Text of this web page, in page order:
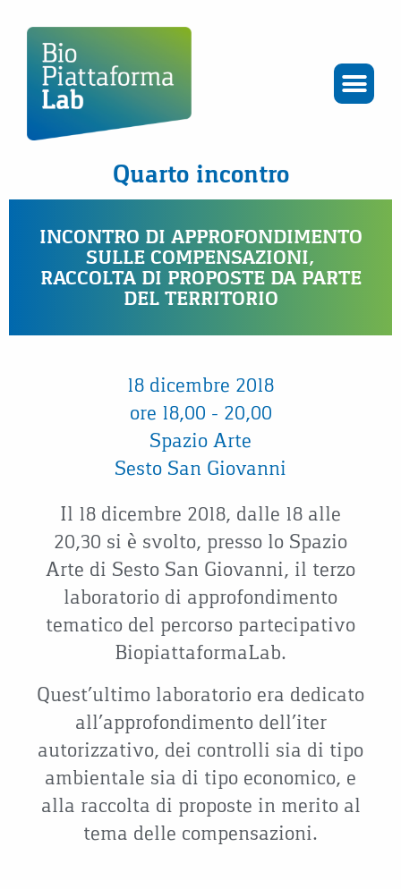
Quarto incontro
INCONTRO DI APPROFONDIMENTO
SULLE COMPENSAZIONI,
RACCOLTA DI PROPOSTE DA PARTE
DEL TERRITORIO
18 dicembre 2018
ore 18,00 – 20,00
Spazio Arte
Sesto San Giovanni
Il 18 dicembre 2018, dalle 18 alle
20,30 si è svolto, presso lo Spazio
Arte di Sesto San Giovanni, il terzo
laboratorio di approfondimento
tematico del percorso partecipativo
BiopiattaformaLab.
Quest’ultimo laboratorio era dedicato
all’approfondimento dell’iter
autorizzativo, dei controlli sia di tipo
ambientale sia di tipo economico, e
alla raccolta di proposte in merito al
tema delle compensazioni.